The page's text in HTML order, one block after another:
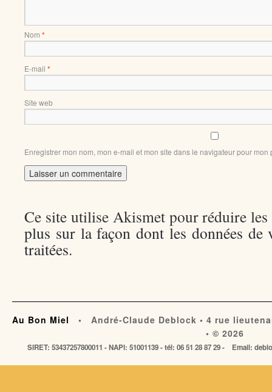
Nom *
E-mail *
Site web
Enregistrer mon nom, mon e-mail et mon site dans le navigateur pour
Ce site utilise Akismet pour réduire
plus sur la façon dont les données de
traitées.
Au Bon Miel
• André-Claude Deblock • 4 rue
• © 2026
SIRET: 53437257800011 - NAPI: 51001139 - tél: 06 51 28 87 29 - Email: